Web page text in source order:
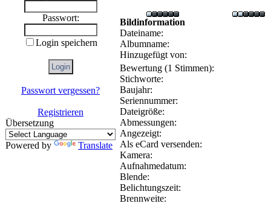
Passwort:
Login speichern
Passwort vergessen?
Registrieren
Übersetzung
Powered by Translate
Bildinformation
Dateiname:
Albumname:
Hinzugefügt von:
Bewertung (1 Stimmen):
Stichworte:
Baujahr:
Seriennummer:
Dateigröße:
Abmessungen:
Angezeigt:
Als eCard versenden:
Kamera:
Aufnahmedatum:
Blende:
Belichtungszeit:
Brennweite: